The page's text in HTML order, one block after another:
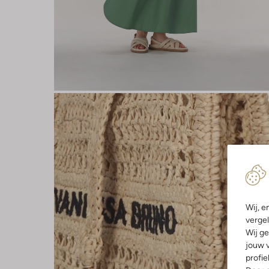
Wij,
Wij
jouw